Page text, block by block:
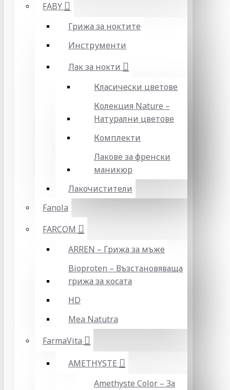
FABY
Грижа за ноктите
Инструменти
Лак за нокти
Класически цветове
Колекция Nature –
Натурални цветове
Комплекти
Лакове за френски
маникюр
Лакочистители
Fanola
FARCOM
ARREN – Грижа за мъже
Bioproten – Възстановяваща
грижа за косата
HD
Mea Natutra
FarmaVita
AMETHYSTE
Amethyste Color – За